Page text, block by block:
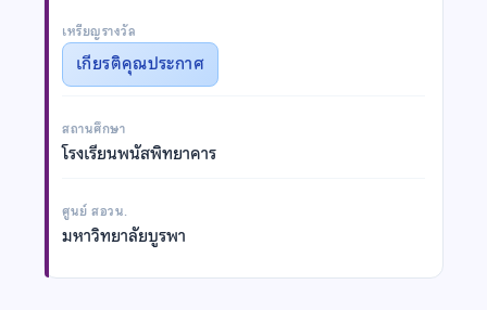
เหรียญรางวัล
เกียรติคุณประกาศ
สถานศึกษา
โรงเรียนพนัสพิทยาคาร
ศูนย์ สอวน.
มหาวิทยาลัยบูรพา